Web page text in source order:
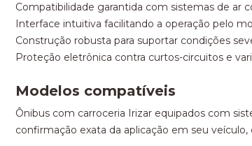
Compatibilidade garantida com sistemas de ar
Interface intuitiva facilitando a operação pelo
Construção robusta para suportar condições
Proteção eletrônica contra curtos-circuitos e
Modelos compatíveis
Ônibus com carroceria Irizar equipados com
confirmação exata da aplicação em seu